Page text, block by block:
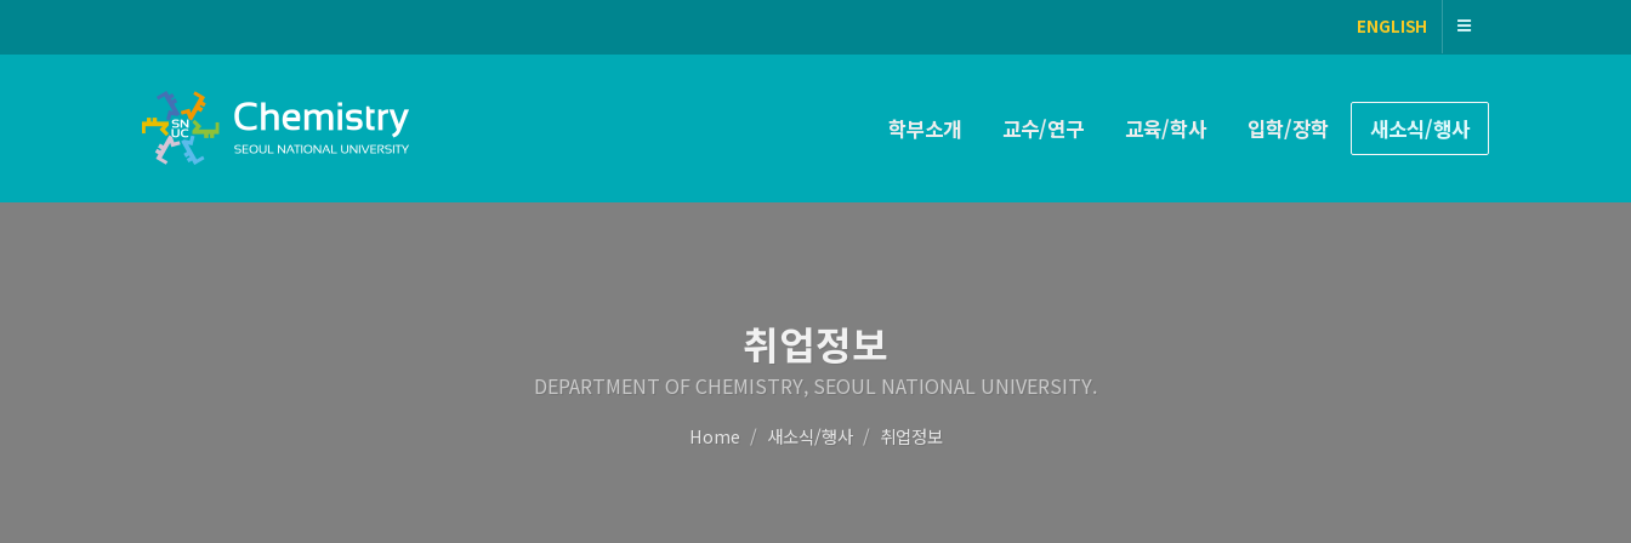
ENGLISH
학부소개 교수/연구 교육/학사 입학/장학 새소식/행사
취업정보
DEPARTMENT OF CHEMISTRY, SEOUL NATIONAL UNIVERSITY.
Home 새소식/행사 취업정보